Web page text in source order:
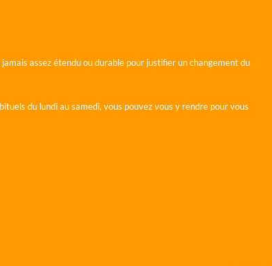
assez étendu ou durable pour justifier un changement du
du lundi au samedi, vous pouvez vous y rendre pour vous